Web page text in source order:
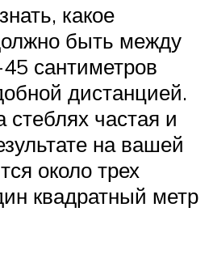
какое
быть между
сантиметров
дистанцией.
стеблях частая и
на вашей
около трех
квадратный метр